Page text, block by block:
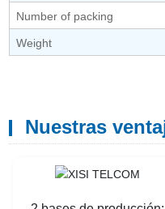
Number of packing
Weight
Nuestras